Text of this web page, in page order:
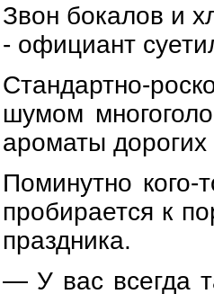
Звон бокалов и
- официант
Стандартно-
шумом
ароматы
Поминутно
пробирается к
праздника.
— У вас всегда